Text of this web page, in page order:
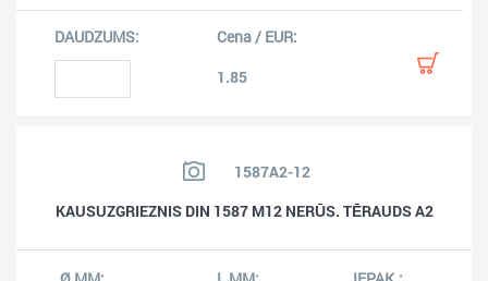
1.85
1587A2-12
KAUSUZGRIEZNIS DIN 1587 M12 NERŪS. TĒRAUDS A2